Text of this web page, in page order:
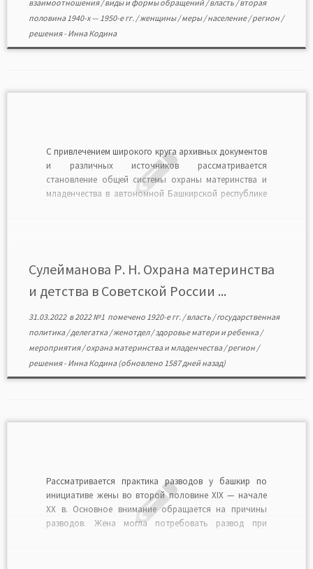
взаимоотношения/виды и формы обращений /власть /вторая
половина 1940-х — 1950-е гг. /женщины/меры/население/регион /
решения- Инна Кодина
С привлечением широкого круга архивных документов
и различных источников рассматривается
становление общей системы охраны материнства и
младенчества в автономной Башкирской республике
и субъективных факторов […]
Сулейманова Р. Н. Охрана материнства
и детства в Советской России ...
31.03.2022в2022 №1 помечено 1920-е гг. /власть /государственная
политика/делегатка/женотдел/здоровье матери и ребенка/
мероприятия/охрана материнства и младенчества/регион /
решения- Инна Кодина(обновлено 1587 дней назад)
Рассматривается практика разводов у башкир по
инициативе жены во второй половине XIX — начале
XX в. Основное внимание обращается на причины
разводов. Жена могла потребовать развод при